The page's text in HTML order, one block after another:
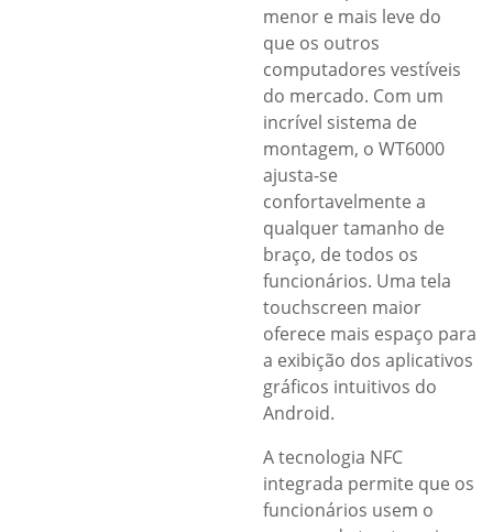
menor e mais leve do
que os outros
computadores vestíveis
do mercado. Com um
incrível sistema de
montagem, o WT6000
ajusta-se
confortavelmente a
qualquer tamanho de
braço, de todos os
funcionários. Uma tela
touchscreen maior
oferece mais espaço para
a exibição dos aplicativos
gráficos intuitivos do
Android.
A tecnologia NFC
integrada permite que os
funcionários usem o